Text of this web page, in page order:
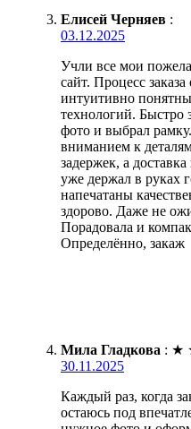
Елисей Черняев :
03.12.2025
Учли все мои
сайт. Процесс
интуитивно
технологий. Быстро
фото и выбрал
вниманием к
задержек, а
уже держал в руках
напечатаны
здорово. Даже не
Порадовала и
Определённо, закаж
Мила Гладкова : ★
30.11.2025
Каждый раз, когда
остаюсь под